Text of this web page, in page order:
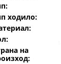
ходило:
на